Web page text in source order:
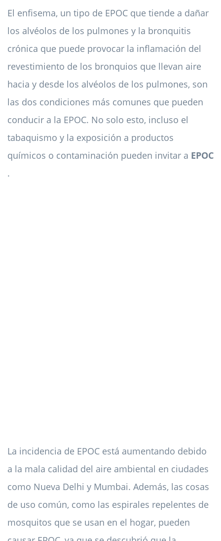
El enfisema, un tipo de EPOC que tiende a dañar
los alvéolos de los pulmones y la bronquitis
crónica que puede provocar la inflamación del
revestimiento de los bronquios que llevan aire
hacia y desde los alvéolos de los pulmones, son
las dos condiciones más comunes que pueden
conducir a la EPOC. No solo esto, incluso el
tabaquismo y la exposición a productos
químicos o contaminación pueden invitar a EPOC
.
La incidencia de EPOC está aumentando debido
a la mala calidad del aire ambiental en ciudades
como Nueva Delhi y Mumbai. Además, las cosas
de uso común, como las espirales repelentes de
mosquitos que se usan en el hogar, pueden